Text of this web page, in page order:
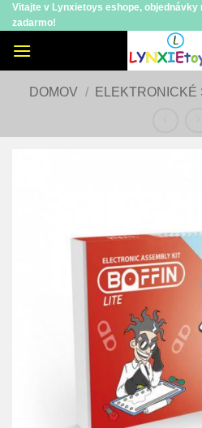
Skip
to
content
Vitajte v Lynxietoys eshope, objednávky
zadarmo!
DOMOV / ELEKTRONICKÉ